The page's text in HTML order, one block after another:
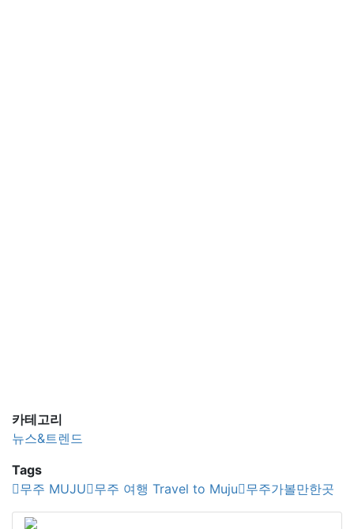
카테고리
뉴스&트렌드
Tags
무주 MUJU 무주 여행 Travel to Muju 무주가볼만한곳